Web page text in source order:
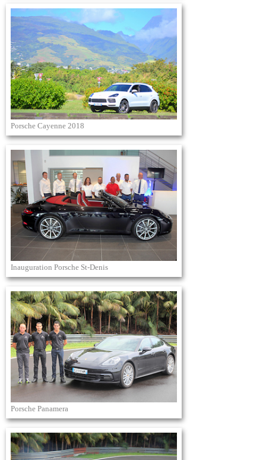
Porsche Cayenne 2018
Inauguration Porsche St-Denis
Porsche Panamera